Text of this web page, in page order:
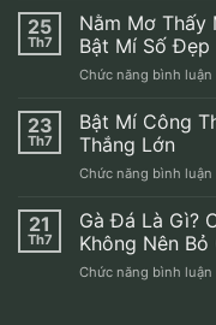
25
Th7
Nằm Mơ Thấy
Bật Mí Số Đẹp
Chức năng bình luận
23
Th7
Bật Mí Công
Thắng Lớn
Chức năng bình luận
21
Th7
Gà Đá Là Gì?
Không Nên Bỏ
Chức năng bình luận